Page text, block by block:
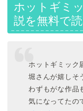
ホットギミ
説を無料で
ホットギミック
堀さんが嬉しそ
わずもがな作品
気になってたの